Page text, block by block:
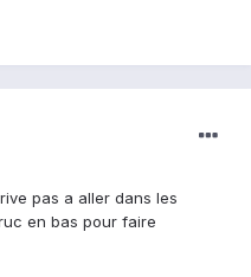
pas a aller dans les
en bas pour faire